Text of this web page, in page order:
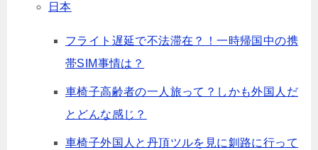
日本
フライト遅延で不法滞在？！一時帰国中の携
帯SIM事情は？
車椅子高齢者の一人旅って？しかも外国人だ
とどんな感じ？
車椅子外国人と丹頂ツルを見に釧路に行って